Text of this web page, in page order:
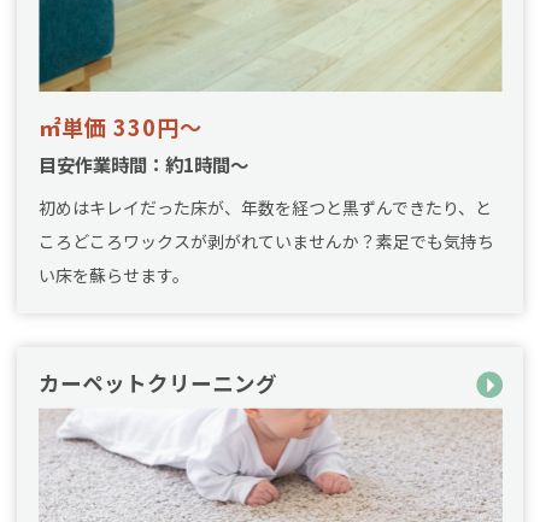
㎡単価 330円～
目安作業時間：約1時間～
初めはキレイだった床が、年数を経つと黒ずんできたり、と
ころどころワックスが剥がれていませんか？素足でも気持ち
い床を蘇らせます。
カーペットクリーニング